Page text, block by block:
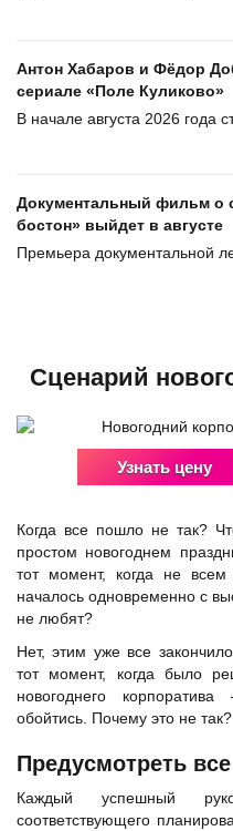
Антон Хабаров и Фёдор
сериале «Поле Куликово»
В начале августа 2026 года
Документальный фильм о
бостон» выйдет в августе
Премьера документальной
Сценарий
Узнать цену
Когда все пошло не так?
простом новогоднем
тот момент, когда не
началось одновременно с
не любят?
Нет, этим уже все
тот момент, когда было
новогоднего
обойтись. Почему это не так?
Предусмотреть все
Каждый успешный
соответствующего